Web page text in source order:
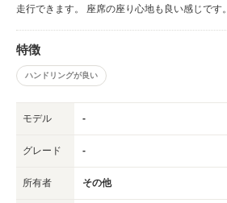
走行できます。 座席の座り心地も良い感じです。
特徴
ハンドリングが良い
モデル -
グレード -
所有者 その他